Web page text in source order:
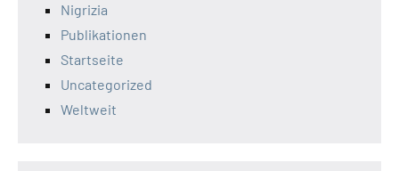
Nigrizia
Publikationen
Startseite
Uncategorized
Weltweit